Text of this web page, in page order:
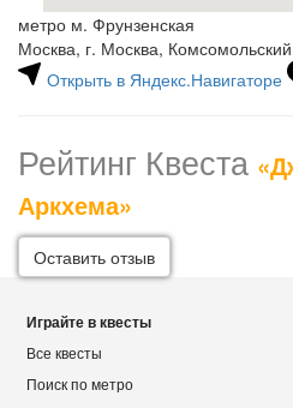
метро м. Фрунзенская
Москва, г. Москва,
Открыть в Яндекс.Навигаторе
Рейтинг Квеста
Аркхема»
Оставить отзыв
Играйте в квесты
Все квесты
Поиск по метро